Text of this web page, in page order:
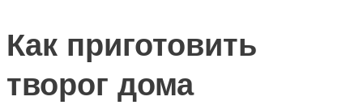
Как приготовить
творог дома